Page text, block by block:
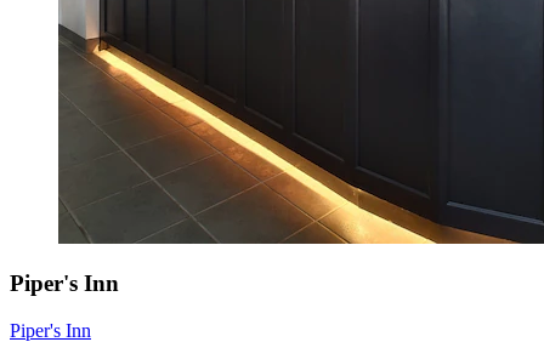
Piper's Inn
Piper's Inn